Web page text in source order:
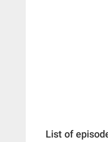
List of